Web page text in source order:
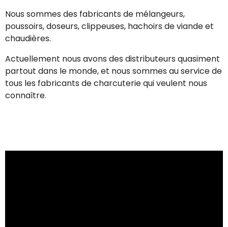
Nous sommes des fabricants de mélangeurs,
poussoirs, doseurs, clippeuses, hachoirs de viande et
chaudières.
Actuellement nous avons des distributeurs quasiment
partout dans le monde, et nous sommes au service de
tous les fabricants de charcuterie qui veulent nous
connaître.